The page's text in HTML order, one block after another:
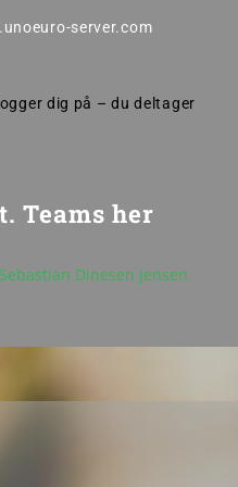
server.com
dig på – du deltager
Teams her